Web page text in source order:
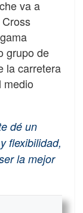
va a
grupo de
la carretera
medio
dé un
flexibilidad,
la mejor